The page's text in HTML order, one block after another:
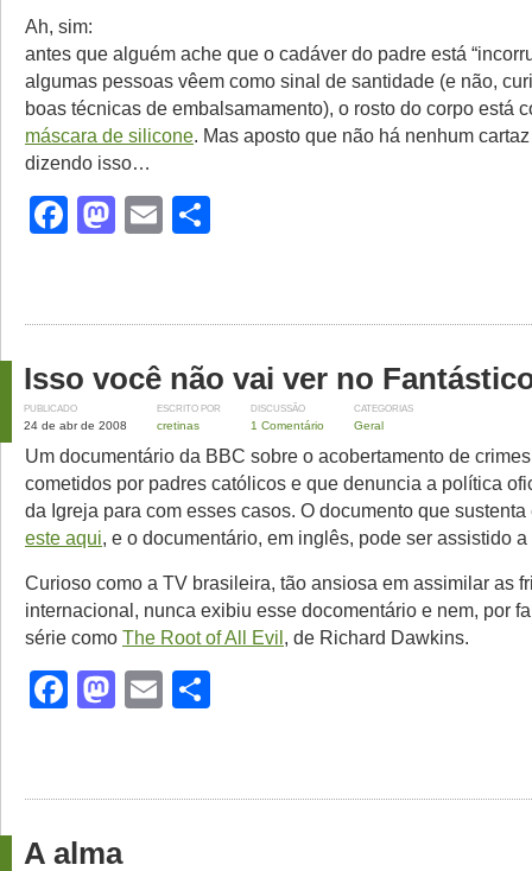
Ah, sim:
antes que alguém ache que o cadáver do padre está
algumas pessoas vêem como sinal de santidade (e não,
boas técnicas de embalsamamento), o rosto do corpo está
máscara de silicone. Mas aposto que não há nenhum
dizendo isso…
Facebook
Mastodon
Email
Isso você não vai ver no
PUBLICADO
24 de abr de 2008
ESCRITO POR
cretinas
DISCUSSÃO
1 Comentário
CATEGORIAS
Geral
Um documentário da BBC sobre o acobertamento de
cometidos por padres católicos e que denuncia a política
da Igreja para com esses casos. O documento que
este aqui, e o documentário, em inglês, pode ser assistido
Curioso como a TV brasileira, tão ansiosa em assimilar as
internacional, nunca exibiu esse docomentário e nem, por
série como The Root of All Evil, de Richard Dawkins.
Facebook
Mastodon
Email
A alma